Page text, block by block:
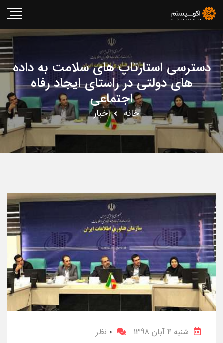
دسترسی استارتاپ های سلامت به داده
های دولتی در راستای ایجاد رفاه
اجتماعی
خانه اخبار
شنبه 4 آبان 1398 0 نظر